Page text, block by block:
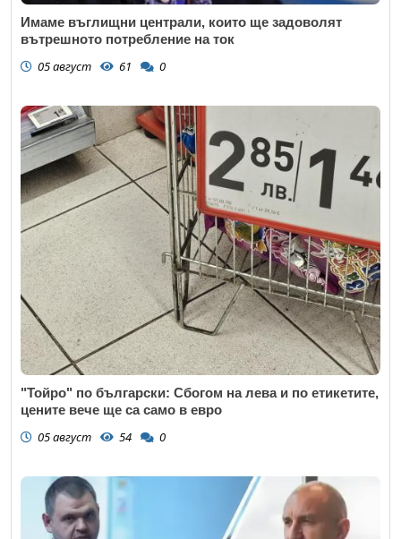
Имаме въглищни централи, които ще задоволят
вътрешното потребление на ток
05 август 61 0
"Тойро" по български: Сбогом на лева и по етикетите,
цените вече ще са само в евро
05 август 54 0